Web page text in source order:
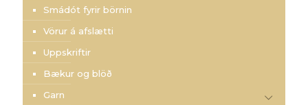
Smádót fyrir börnin
Vörur á afslætti
Uppskriftir
Bækur og blöð
Garn